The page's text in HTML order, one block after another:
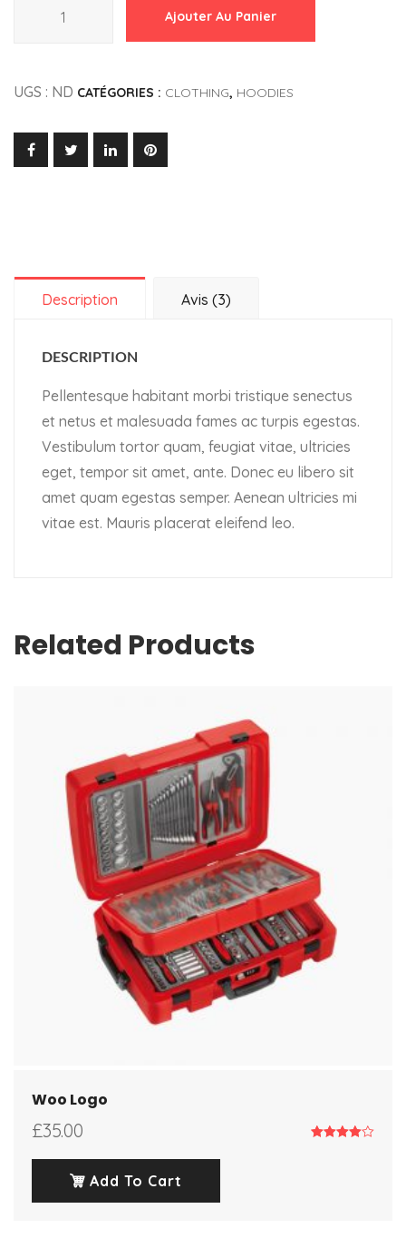
Idea
Ajouter Au Panier
UGS : ND CATÉGORIES : CLOTHING, HOODIES
Description Avis (3)
DESCRIPTION
Pellentesque habitant morbi tristique senectus
et netus et malesuada fames ac turpis egestas.
Vestibulum tortor quam, feugiat vitae, ultricies
eget, tempor sit amet, ante. Donec eu libero sit
amet quam egestas semper. Aenean ultricies mi
vitae est. Mauris placerat eleifend leo.
Related Products
Woo Logo
£35.00
Add To Cart